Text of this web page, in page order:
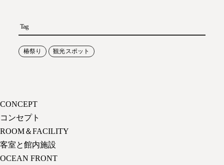
Tag
椿祭り 観光スポット
CONCEPT
コンセプト
ROOM＆FACILITY
客室と館内施設
OCEAN FRONT